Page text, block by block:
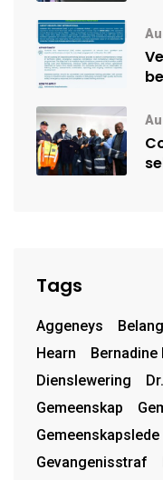
Tags
Aggeneys
Hearn
Bernadine
Dienslewering
Gemeenskap
Gemeenskapslede
Gevangenisstraf